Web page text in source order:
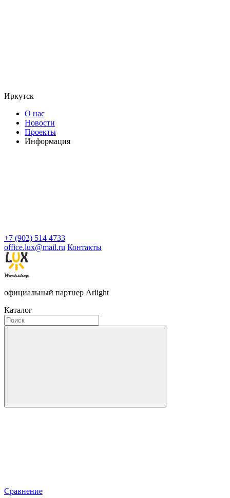
Иркутск
О нас
Новости
Проекты
Информация
+7 (902) 514 4733
office.lux@mail.ru Контакты
официальный партнер Arlight
Каталог
Сравнение